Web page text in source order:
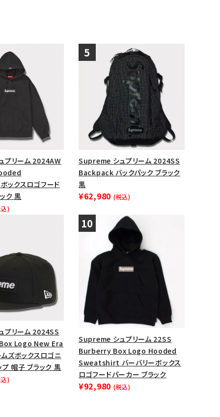
プリーム 2024AW
クスロゴフード
ク 黒
)
Supreme シュプリーム 2024SS
Backpack バックパック ブラック
黒
¥62,980 (税込)
プリーム 2024SS
Logo New Era
ズボックスロゴニ
プ 帽子 ブラック 黒
)
Supreme シュプリーム 22SS
Burberry Box Logo Hooded
Sweatshirt バーバリーボックス
ロゴフードパーカー ブラック
¥92,980 (税込)